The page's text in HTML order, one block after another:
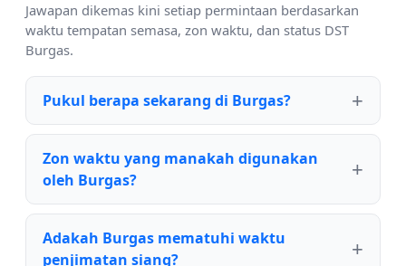
Jawapan dikemas kini setiap permintaan berdasarkan
waktu tempatan semasa, zon waktu, dan status DST
Burgas.
Pukul berapa sekarang di Burgas?
Zon waktu yang manakah digunakan
oleh Burgas?
Adakah Burgas mematuhi waktu
penjimatan siang?